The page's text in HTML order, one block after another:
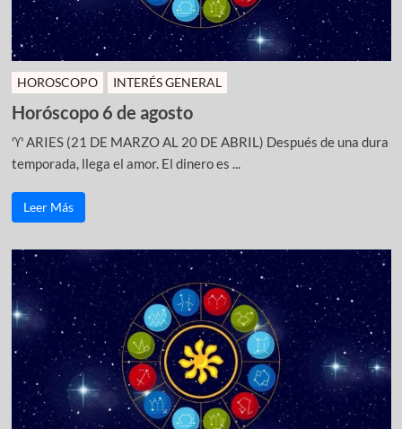
HOROSCOPO INTERÉS GENERAL
Horóscopo 6 de agosto
♈ ARIES (21 DE MARZO AL 20 DE ABRIL) Después de una dura
temporada, llega el amor. El dinero es ...
Leer Más